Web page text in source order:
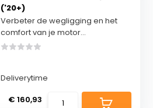
('20+)
Verbeter de wegligging en het
comfort van je motor...
Deliverytime
€ 160,93